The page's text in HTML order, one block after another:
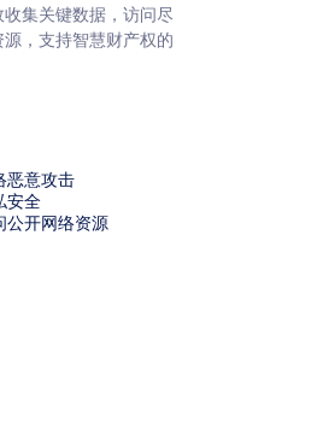
集关键数据，访问尽
，支持智慧财产权的
恶意攻击
安全
公开网络资源